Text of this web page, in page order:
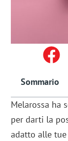
Sommario
Melarossa ha
per darti la
adatto alle